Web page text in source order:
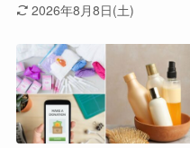
2026年8月8日(土)